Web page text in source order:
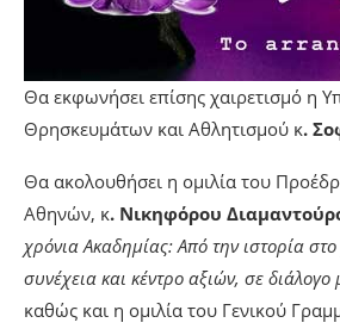
Θα εκφωνήσει επίσης χαιρετισμό η
Θρησκευμάτων και Αθλητισμού κ.
Θα ακολουθήσει η ομιλία του
Αθηνών, κ. Νικηφόρου
χρόνια Ακαδημίας: Από την ιστορία στο
συνέχεια και κέντρο αξιών, σε διάλογο
καθώς και η ομιλία του Γενικού